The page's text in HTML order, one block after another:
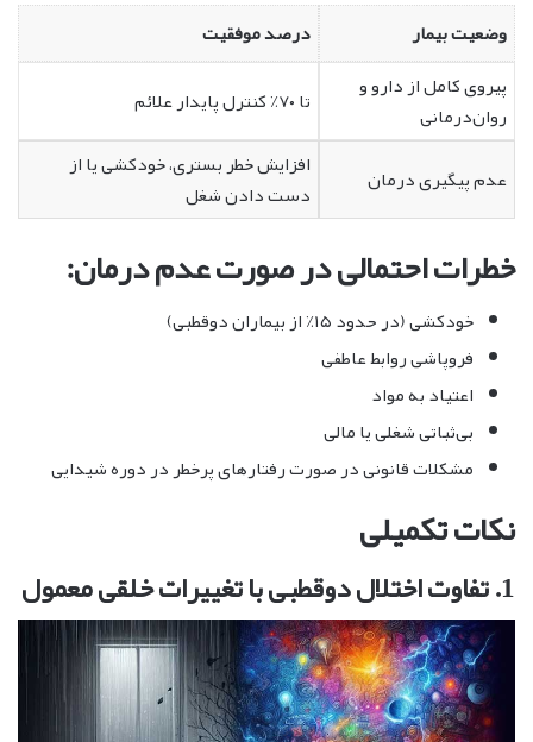
وضعیت بیمار
درصد موفقیت
پیروی کامل از دارو و
روان‌درمانی
تا ۷۰٪ کنترل پایدار علائم
عدم پیگیری درمان
افزایش خطر بستری، خودکشی یا از
دست دادن شغل
خطرات احتمالی در صورت عدم درمان:
خودکشی (در حدود ۱۵٪ از بیماران دوقطبی)
فروپاشی روابط عاطفی
اعتیاد به مواد
بی‌ثباتی شغلی یا مالی
مشکلات قانونی در صورت رفتارهای پرخطر در دوره شیدایی
نکات تکمیلی
1. تفاوت اختلال دوقطبی با تغییرات خلقی معمول